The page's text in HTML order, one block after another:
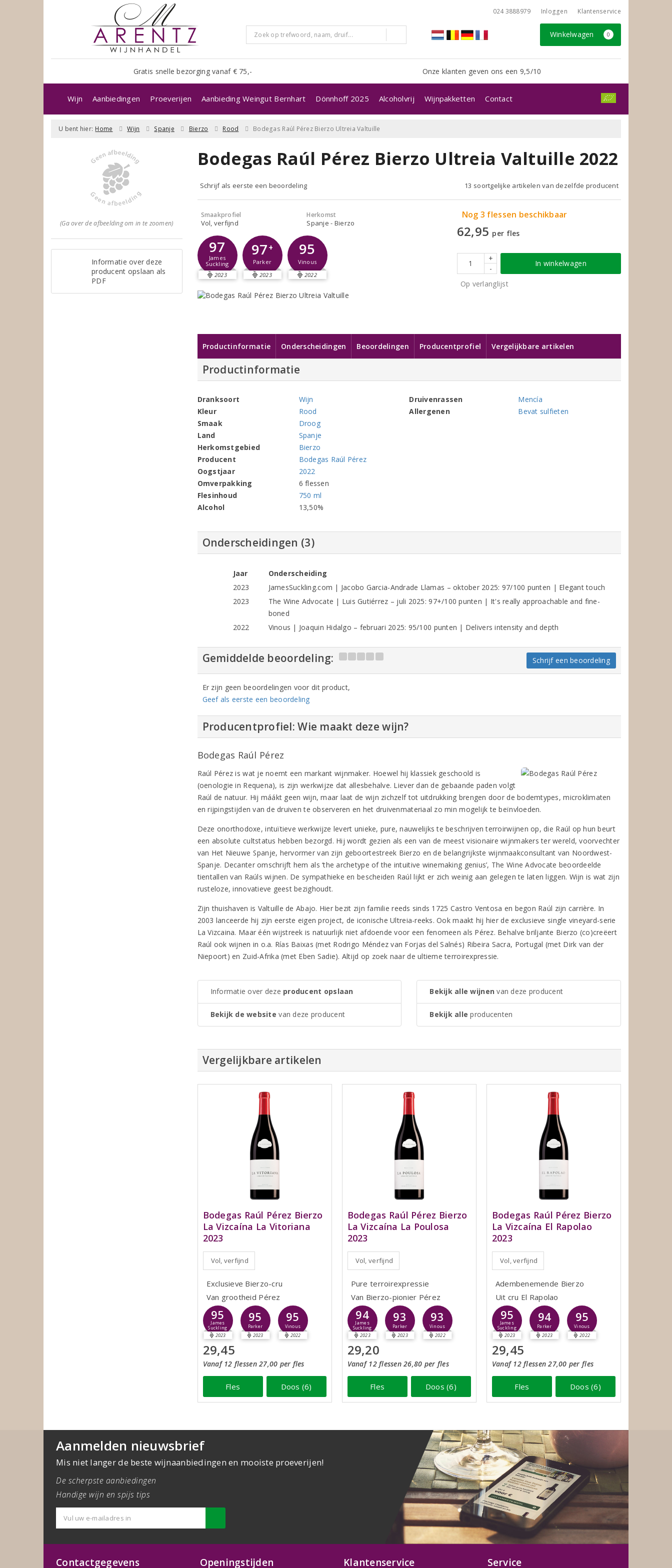
024 3888979 Inloggen Klantenservice
Winkelwagen 0
Gratis snelle bezorging vanaf € 75,- Onze klanten geven ons een 9,5/10
Wijn Aanbiedingen Proeverijen Aanbieding Weingut Bernhart Dönnhoff 2025 Alcoholvrij Wijnpakketten Contact
U bent hier: Home Wijn Spanje Bierzo Rood Bodegas Raúl Pérez Bierzo Ultreia Valtuille
(Ga over de afbeelding om in te zoomen)
Informatie over deze
producent opslaan als
PDF
Bodegas Raúl Pérez Bierzo Ultreia Valtuille 2022
Schrijf als eerste een beoordeling 13 soortgelijke artikelen van dezelfde producent
Smaakprofiel
Vol, verfijnd
Herkomst
Spanje - Bierzo
97
James
Suckling
2023
97+
Parker
2023
95
Vinous
2022
Nog 3 flessen beschikbaar
62,95 per fles
+
-
In winkelwagen
Op verlanglijst
Productinformatie Onderscheidingen Beoordelingen Producentprofiel Vergelijkbare artikelen
Productinformatie
Dranksoort
Wijn
Kleur
Rood
Smaak
Droog
Land
Spanje
Herkomstgebied
Bierzo
Producent
Bodegas Raúl Pérez
Oogstjaar
2022
Omverpakking
6 flessen
Flesinhoud
750 ml
Alcohol
13,50%
Druivenrassen
Mencía
Allergenen
Bevat sulfieten
Onderscheidingen (3)
Jaar
Onderscheiding
2023
JamesSuckling.com | Jacobo Garcia-Andrade Llamas – oktober 2025: 97/100 punten | Elegant touch
2023
The Wine Advocate | Luis Gutiérrez – juli 2025: 97+/100 punten | It's really approachable and fine-
boned
2022
Vinous | Joaquin Hidalgo – februari 2025: 95/100 punten | Delivers intensity and depth
Gemiddelde beoordeling: Schrijf een beoordeling
Er zijn geen beoordelingen voor dit product,
Geef als eerste een beoordeling
Producentprofiel: Wie maakt deze wijn?
Bodegas Raúl Pérez
Raúl Pérez is wat je noemt een markant wijnmaker. Hoewel hij klassiek geschoold is
(oenologie in Requena), is zijn werkwijze dat allesbehalve. Liever dan de gebaande paden volgt
Raúl de natuur. Hij máákt geen wijn, maar laat de wijn zichzelf tot uitdrukking brengen door de bodemtypes, microklimaten
en rijpingstijden van de druiven te observeren en het druivenmateriaal zo min mogelijk te beïnvloeden.
Deze onorthodoxe, intuïtieve werkwijze levert unieke, pure, nauwelijks te beschrijven terroirwijnen op, die Raúl op hun beurt
een absolute cultstatus hebben bezorgd. Hij wordt gezien als een van de meest visionaire wijnmakers ter wereld, voorvechter
van Het Nieuwe Spanje, hervormer van zijn geboortestreek Bierzo en de belangrijkste wijnmaakconsultant van Noordwest-
Spanje. Decanter omschrijft hem als ‘the archetype of the intuitive winemaking genius’, The Wine Advocate beoordeelde
tientallen van Raúls wijnen. De sympathieke en bescheiden Raúl lijkt er zich weinig aan gelegen te laten liggen. Wijn is wat zijn
rusteloze, innovatieve geest bezighoudt.
Zijn thuishaven is Valtuille de Abajo. Hier bezit zijn familie reeds sinds 1725 Castro Ventosa en begon Raúl zijn carrière. In
2003 lanceerde hij zijn eerste eigen project, de iconische Ultreia-reeks. Ook maakt hij hier de exclusieve single vineyard-serie
La Vizcaina. Maar één wijstreek is natuurlijk niet afdoende voor een fenomeen als Pérez. Behalve briljante Bierzo (co)creëert
Raúl ook wijnen in o.a. Rías Baixas (met Rodrigo Méndez van Forjas del Salnés) Ribeira Sacra, Portugal (met Dirk van der
Niepoort) en Zuid-Afrika (met Eben Sadie). Altijd op zoek naar de ultieme terroirexpressie.
Informatie over deze producent opslaan
Bekijk de website van deze producent
Bekijk alle wijnen van deze producent
Bekijk alle producenten
Vergelijkbare artikelen
Bodegas Raúl Pérez Bierzo
La Vizcaína La Vitoriana
2023
Vol, verfijnd
Exclusieve Bierzo-cru
Van grootheid Pérez
95
James
Suckling
2023
95
Parker
2023
95
Vinous
2022
29,45
Vanaf 12 flessen 27,00 per fles
Fles Doos (6)
Bodegas Raúl Pérez Bierzo
La Vizcaína La Poulosa
2023
Vol, verfijnd
Pure terroirexpressie
Van Bierzo-pionier Pérez
94
James
Suckling
2023
93
Parker
2023
93
Vinous
2022
29,20
Vanaf 12 flessen 26,80 per fles
Fles Doos (6)
Bodegas Raúl Pérez Bierzo
La Vizcaína El Rapolao
2023
Vol, verfijnd
Adembenemende Bierzo
Uit cru El Rapolao
95
James
Suckling
2023
94
Parker
2023
95
Vinous
2022
29,45
Vanaf 12 flessen 27,00 per fles
Fles Doos (6)
Aanmelden nieuwsbrief
Mis niet langer de beste wijnaanbiedingen en mooiste proeverijen!
De scherpste aanbiedingen
Handige wijn en spijs tips
Contactgegevens Openingstijden Klantenservice Service